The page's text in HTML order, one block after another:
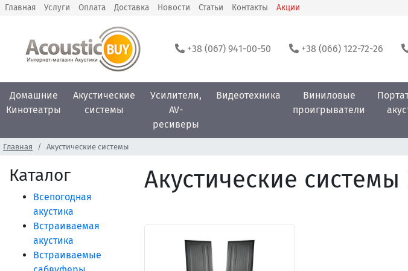
Главная Услуги Оплата Доставка Новости Статьи Контакты Акции
+38 (067) 941-00-50 +38 (066) 122-72-26
Домашние
Кинотеатры
Акустические
системы
Усилители,
AV-
ресиверы
Видеотехника
Виниловые
проигрыватели
Главная Акустические системы
Каталог
Всепогодная
акустика
Встраиваемая
акустика
Встраиваемые
Акустические